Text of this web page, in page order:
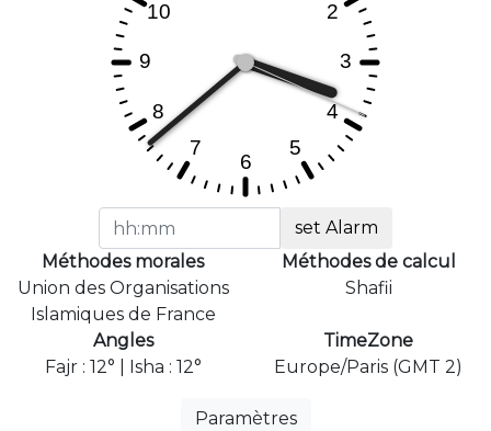
set Alarm
Méthodes morales
Union des Organisations
Islamiques de France
Méthodes de calcul
Shafii
Angles
Fajr : 12° | Isha : 12°
TimeZone
Europe/Paris (GMT 2)
Paramètres